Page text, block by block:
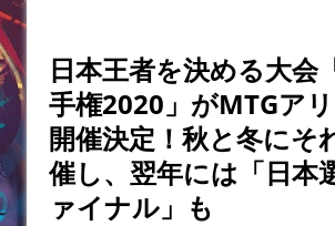
日本王者を決める大会
手権2020」がMTGア
開催決定！秋と冬にそ
催し、翌年には「日本
ァイナル」も